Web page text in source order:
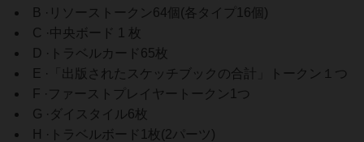
B ·リソーストークン64個(各タイプ16個)
C ·中央ボード 1 枚
D ·トラベルカード65枚
E ·「出版されたスケッチブックの合計」トークン１つ
F ·ファーストプレイヤートークン1つ
G ·ダイスタイル6枚
H ·トラベルボード1枚(2パーツ)